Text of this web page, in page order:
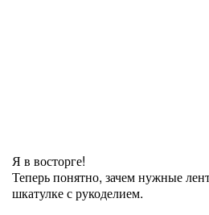
Я в восторге!
Теперь понятно, зачем нужные
шкатулке с рукоделием.